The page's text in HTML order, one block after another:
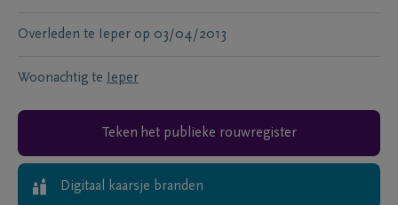
Overleden te Ieper op 03/04/2013
Woonachtig te Ieper
Teken het publieke rouwregister
Digitaal kaarsje branden